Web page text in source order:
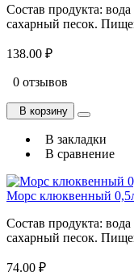
Состав продукта:
сахарный песок.
138.00 ₽
0 отзывов
В корзину
В закладки
В сравнение
Морс клюквенный
Состав продукта:
сахарный песок.
74.00 ₽